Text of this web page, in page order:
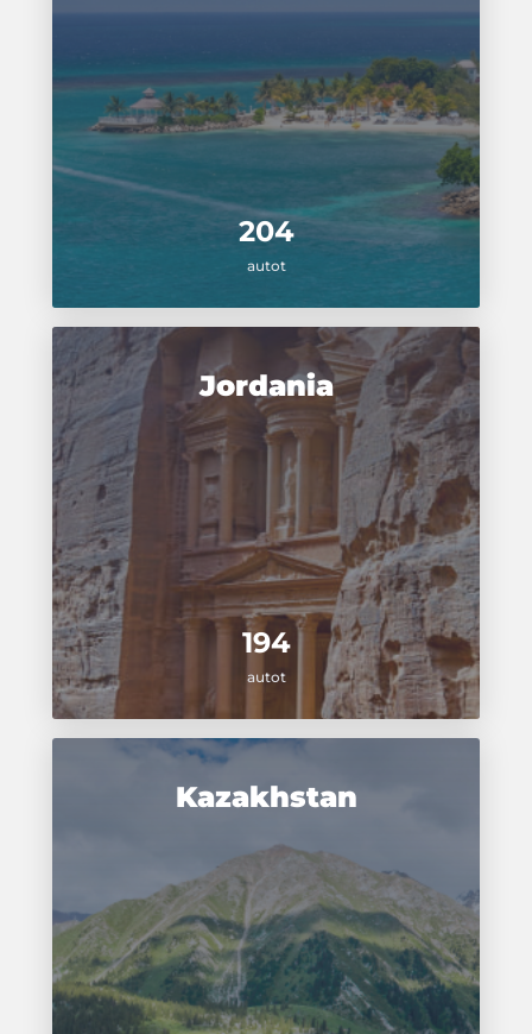
204
autot
194
autot
Jordania
Kazakhstan